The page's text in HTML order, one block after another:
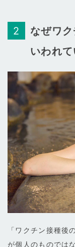
なぜワ
いわれ
「ワクチン接種後
が個人のものでは